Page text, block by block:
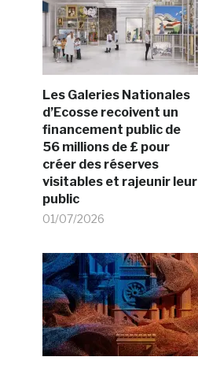
Les Galeries Nationales
d’Ecosse recoivent un
financement public de
56 millions de £ pour
créer des réserves
visitables et rajeunir leur
public
01/07/2026